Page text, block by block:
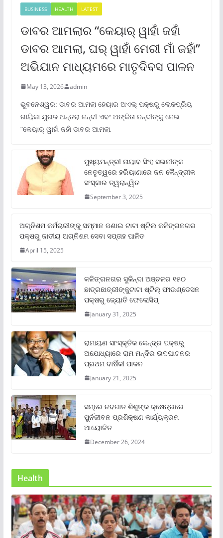
BUSINESS HEALTH LATEST
ଡାବର ଆମଲାର “କେୟାର୍ ୱାହାଁ ଜହାଁ
ଡାବର ଆମଲା, ଘର୍ ୱାହାଁ ମେରୀ ମାଁ ଜହାଁ”
ଅଭିଯାନ ମାଧ୍ୟମରେ ମାତୃଦିବସ ପାଳନ
May 13, 2026 admin
ଭୁବନେଶ୍ୱର: ଡାବର ଆମଲା ହେୟାର ଅଏଲ୍ ପକ୍ଷରୁ ଲୋକପ୍ରିୟ
ଗାୟିକା ଯୁଗଳ ଅନ୍ତରା ନନ୍ଦୀ ଏବଂ ଅଙ୍କିତା ନନ୍ଦୀଙ୍କୁ ନେଇ
“କେୟାର୍ ୱାହାଁ ଜହାଁ ଡାବର ଆମଲା,
ମୁଖ୍ୟମନ୍ତ୍ରୀ ନାୟାବ ସିଂହ ସଇନୀଙ୍କ
ନେତୃତ୍ୱରେ ହରିୟାଣାରେ ଜନ କୈନ୍ଦ୍ରୀକ
ସଂସ୍କାର ତ୍ୱରାନ୍ୱିତ
September 3, 2025
ଅଗ୍ନିଶମ କର୍ମଚାରୀଙ୍କୁ ସମ୍ମାନ ଜଣାଇ ଟାଟା ଷ୍ଟିଲ କଳିଙ୍ଗନଗର
ପକ୍ଷରୁ ଜାତୀୟ ଅଗ୍ନିଶମ ସେବା ସପ୍ତାହ ପାଳିତ
April 15, 2025
କଳିଙ୍ଗନଗର ସୁକିନ୍ଦା ଅଞ୍ଚଳର ୧୫୦
ଛାତ୍ରଛାତ୍ରୀଙ୍କୁଟାଟା ଷ୍ଟିଲ୍ ଫାଉଣ୍ଡେସନ
ପକ୍ଷରୁ ଜ୍ୟୋତି ଫେଲୋସିପ୍‌
January 31, 2025
ରାମାୟଣ ସାଂସ୍କୃତିକ କେନ୍ଦ୍ର ପକ୍ଷରୁ
ଅଯୋଧ୍ୟାରେ ରାମ ମନ୍ଦିର ଉଦଘାଟନର
ପ୍ରଥମ ବାର୍ଷିକୀ ପାଳନ
January 21, 2025
ସମ୍‌ରେ ନବଜାତ ଶିଶୁଙ୍କ କ୍ଷେତ୍ରରେ
ପୁର୍ନଜୀବନ ପ୍ରଶିକ୍ଷଣ କାର୍ଯ୍ୟକ୍ରମ
ଆୟୋଜିତ
December 26, 2024
Health